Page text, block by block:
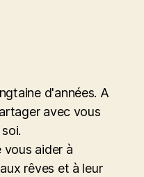
d'années. A
avec vous
vous aider à
rêves et à leur